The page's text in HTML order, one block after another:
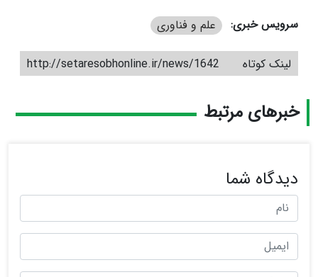
سرویس خبری: علم و فناوری
لینک کوتاه http://setaresobhonline.ir/news/1642
خبرهای مرتبط
دیدگاه شما